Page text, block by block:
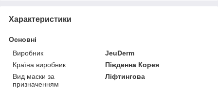
Характеристики
Основні
Виробник
JeuDerm
Країна виробник
Південна Корея
Вид маски за
призначенням
Ліфтингова